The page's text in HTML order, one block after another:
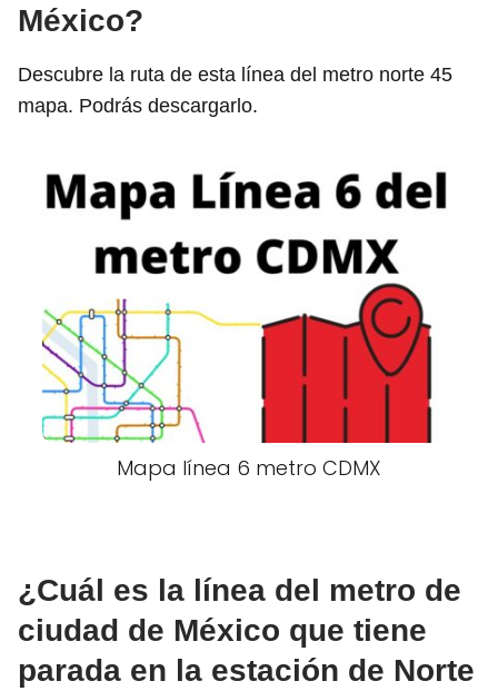
México?
Descubre la ruta de esta línea del metro norte 45
mapa. Podrás descargarlo.
Mapa línea 6 metro CDMX
¿Cuál es la línea del metro de
ciudad de México que tiene
parada en la estación de Norte